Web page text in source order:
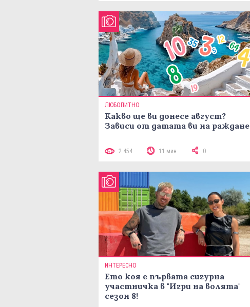
ЛЮБОПИТНО
Какво ще ви донесе август?
Зависи от датата ви на ражданe
2 454 11 мин 0
ИНТЕРЕСНО
Ето коя е първата сигурна
участничка в "Игри на волята"
сезон 8!